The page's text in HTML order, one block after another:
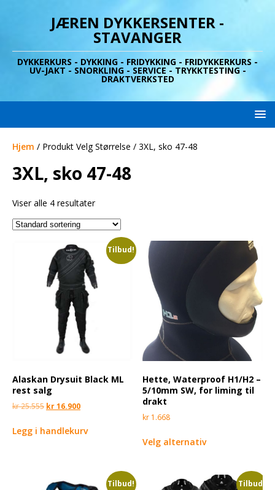
JÆREN DYKKERSENTER -
STAVANGER
DYKKERKURS - DYKKING - FRIDYKKING - FRIDYKKERKURS -
UV-JAKT - SNORKLING - SERVICE - TRYKKTESTING -
DRAKTVERKSTED
Hjem / Produkt Velg Størrelse / 3XL, sko 47-48
3XL, sko 47-48
Viser alle 4 resultater
Tilbud!
Alaskan Drysuit Black ML
rest salg
kr25.555 kr16.900
Legg i handlekurv
Hette, Waterproof H1/H2 –
5/10mm SW, for liming til
drakt
kr 1.668
Velg alternativ
Tilbud! Tilbud!